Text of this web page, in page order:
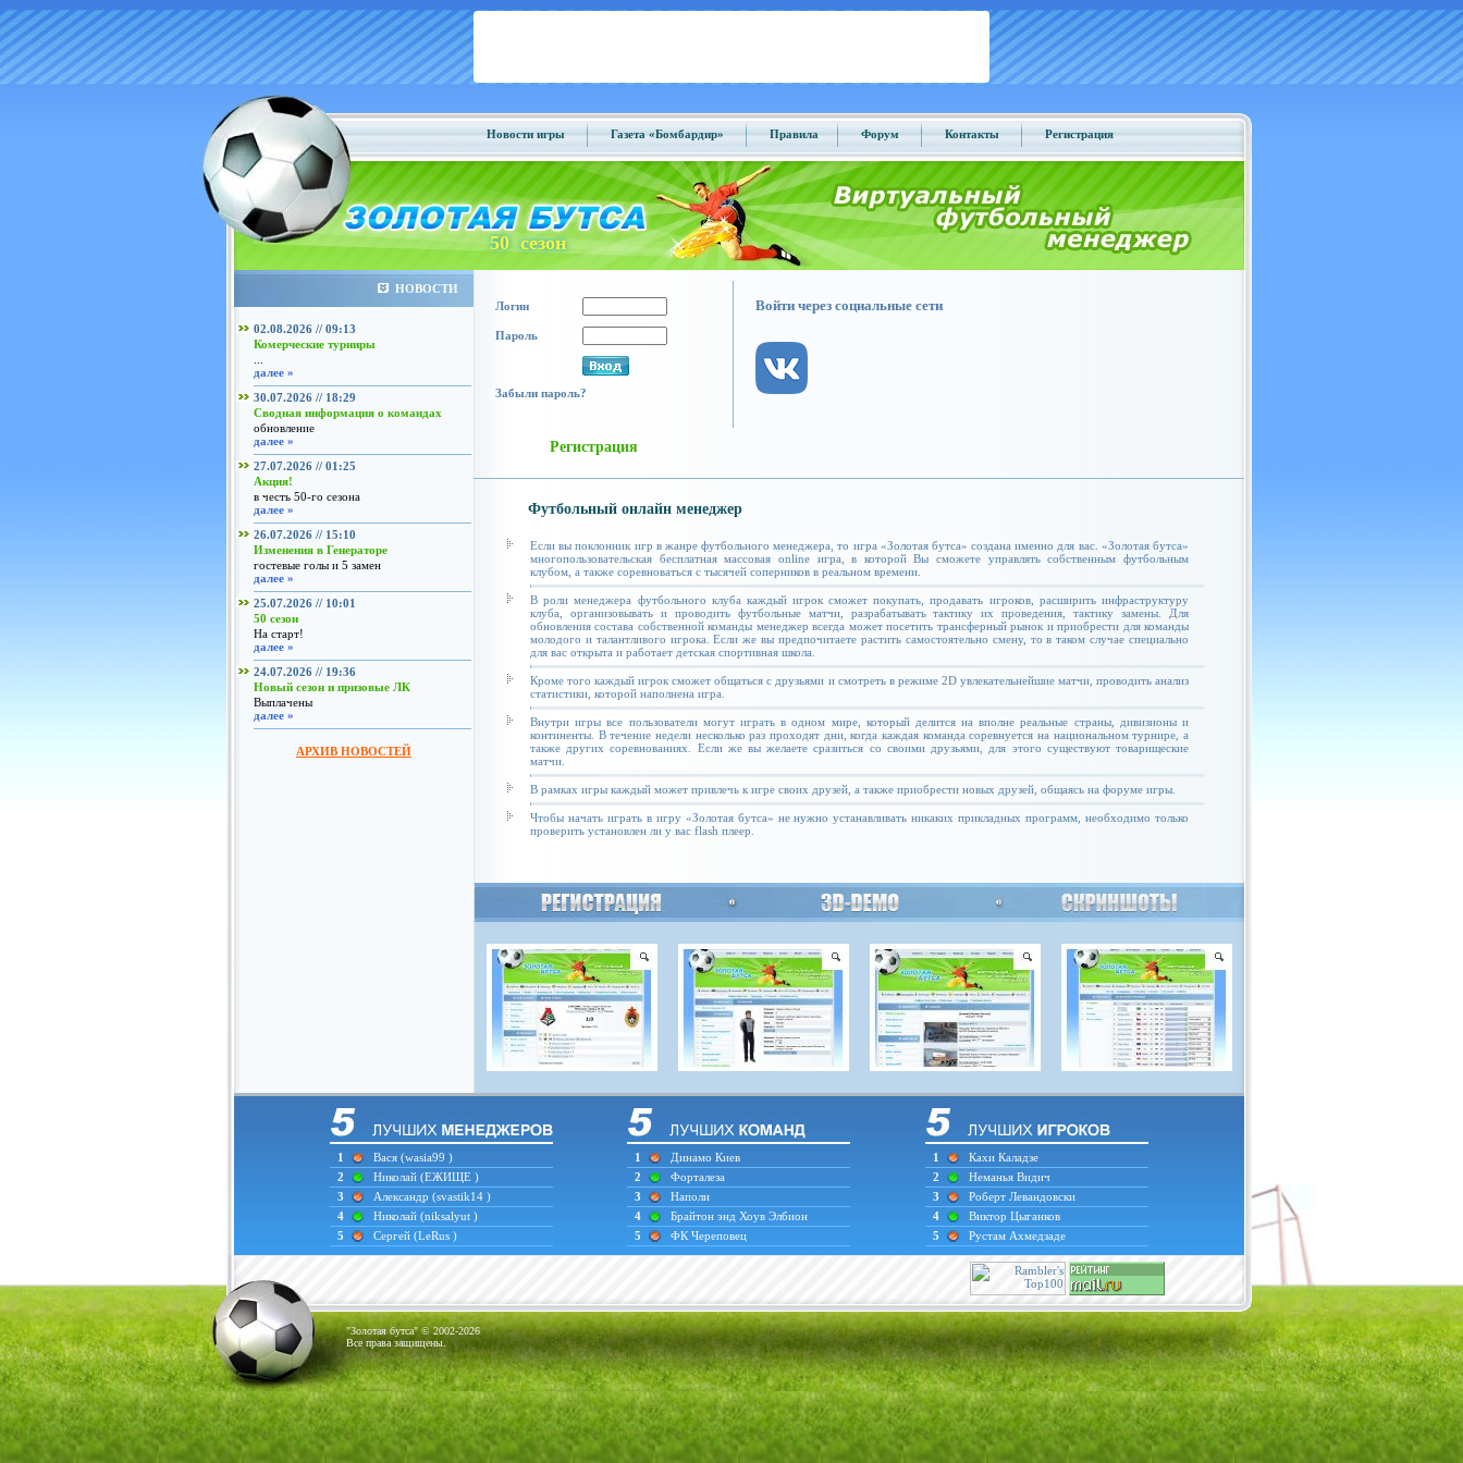
Новости игры Газета «Бомбардир» Правила Форум Контакты Регистрация
50 сезон
НОВОСТИ
02.08.2026 // 09:13
Комерческие турниры
далее »
30.07.2026 // 18:29
Сводная информация о командах
обновление
далее »
27.07.2026 // 01:25
Акция!
в честь 50-го сезона
далее »
26.07.2026 // 15:10
Изменения в Генераторе
гостевые голы и 5 замен
далее »
25.07.2026 // 10:01
50 сезон
На старт!
далее »
24.07.2026 // 19:36
Новый сезон и призовые ЛК
Выплачены
далее »
АРХИВ НОВОСТЕЙ
Логин
Пароль
Забыли пароль?
Войти через социальные сети
Регистрация
Футбольный онлайн менеджер
Если вы поклонник игр в жанре футбольного менеджера, то игра «Золотая бутса» создана именно для вас. «Золотая бутса»
многопользовательская бесплатная массовая online игра, в которой Вы сможете управлять собственным футбольным
клубом, а также соревноваться с тысячей соперников в реальном времени.
В роли менеджера футбольного клуба каждый игрок сможет покупать, продавать игроков, расширить инфраструктуру
клуба, организовывать и проводить футбольные матчи, разрабатывать тактику их проведения, тактику замены. Для
обновления состава собственной команды менеджер всегда может посетить трансферный рынок и приобрести для команды
молодого и талантливого игрока. Если же вы предпочитаете растить самостоятельно смену, то в таком случае специально
для вас открыта и работает детская спортивная школа.
Кроме того каждый игрок сможет общаться с друзьями и смотреть в режиме 2D увлекательнейшие матчи, проводить анализ
статистики, которой наполнена игра.
Внутри игры все пользователи могут играть в одном мире, который делится на вполне реальные страны, дивизионы и
континенты. В течение недели несколько раз проходят дни, когда каждая команда соревнуется на национальном турнире, а
также других соревнованиях. Если же вы желаете сразиться со своими друзьями, для этого существуют товарищеские
матчи.
В рамках игры каждый может привлечь к игре своих друзей, а также приобрести новых друзей, общаясь на форуме игры.
Чтобы начать играть в игру «Золотая бутса» не нужно устанавливать никаких прикладных программ, необходимо только
проверить установлен ли у вас flash плеер.
1 Вася (wasia99 )
2
Николай (ЕЖИЩЕ )
3
Александр (svastik14 )
4
Николай (niksalyut )
5
Сергей (LeRus )
1
Динамо Киев
2
Форталеза
3
Наполи
4
Брайтон энд Хоув Элбион
5
ФК Череповец
1
Кахи Каладзе
2
Неманья Видич
3
Роберт Левандовски
4
Виктор Цыганков
5
Рустам Ахмедзаде
"Золотая бутса" © 2002-2026
Все права защищены.